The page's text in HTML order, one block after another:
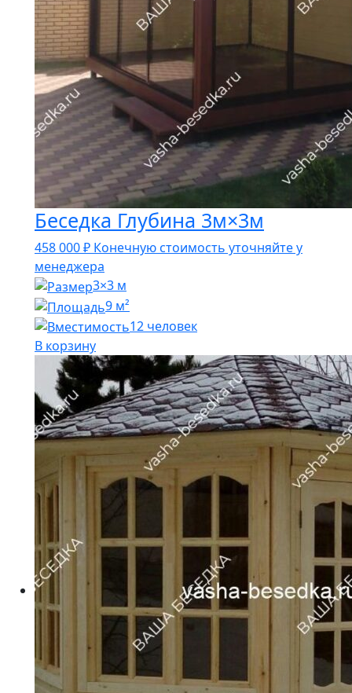
Беседка Глубина 3м×3м
458 000₽ Конечную стоимость уточняйте у
менеджера
3×3 м
9 м²
12 человек
В корзину